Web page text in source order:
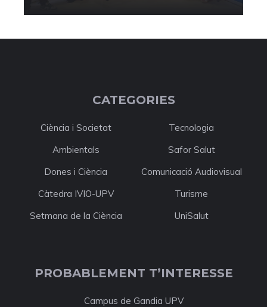
CATEGORIES
Ciència i Societat
Tecnologia
Ambientals
Safor Salut
Dones i Ciència
Comunicació Audiovisual
Càtedra IVIO-UPV
Turisme
Setmana de la Ciència
UniSalut
PROBABLEMENT T’INTERESSE
Campus de Gandia UPV